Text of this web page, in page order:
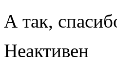
А так,
Неактивен